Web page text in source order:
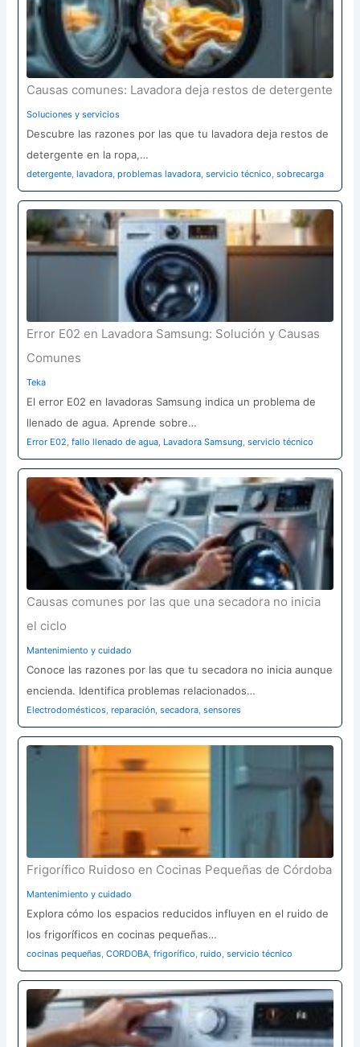
Causas comunes: Lavadora deja restos de detergente
Soluciones y servicios
Descubre las razones por las que tu lavadora deja restos de
detergente en la ropa,…
detergente,lavadora,problemas lavadora,servicio técnico,sobrecarga
Error E02 en Lavadora Samsung: Solución y Causas
Comunes
Teka
El error E02 en lavadoras Samsung indica un problema de
llenado de agua. Aprende sobre…
Error E02,fallo llenado de agua, Lavadora Samsung,servicio técnico
Causas comunes por las que una secadora no inicia
el ciclo
Mantenimiento y cuidado
Conoce las razones por las que tu secadora no inicia aunque
encienda. Identifica problemas relacionados…
Electrodomésticos,reparación,secadora,sensores
Frigorífico Ruidoso en Cocinas Pequeñas de Córdoba
Mantenimiento y cuidado
Explora cómo los espacios reducidos influyen en el ruido de
los frigoríficos en cocinas pequeñas…
cocinas pequeñas,CORDOBA,frigorífico,ruido,servicio técnico